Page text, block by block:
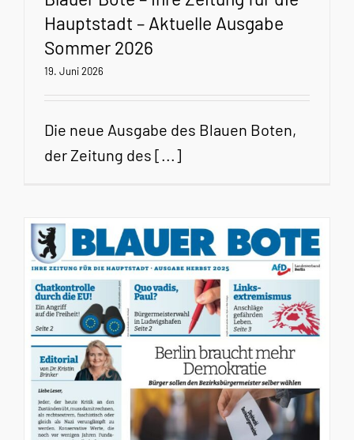
Hauptstadt – Aktuelle Ausgabe
Sommer 2026
19. Juni 2026
Die neue Ausgabe des Blauen Boten,
der Zeitung des [...]